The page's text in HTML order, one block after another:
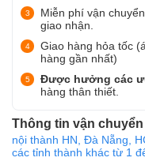
Miễn phí vận
giao nhận.
Giao hàng hỏa tốc
hàng gần nhất)
Được hưởng các
hàng thân thiết.
Thông tin vận chuyển
nội thành HN, Đà Nẵng,
các tỉnh thành khác từ 1